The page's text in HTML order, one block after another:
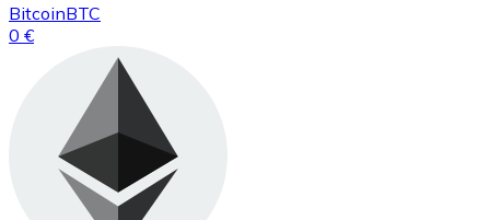
BitcoinBTC
0 €